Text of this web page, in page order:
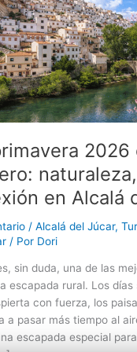
2026
en Alcalá
/Alcalá del Júcar,
/ Por Dori
sin duda, una de las
escapada rural. Los días
con fuerza, los
a pasar más tiempo al
escapada especial